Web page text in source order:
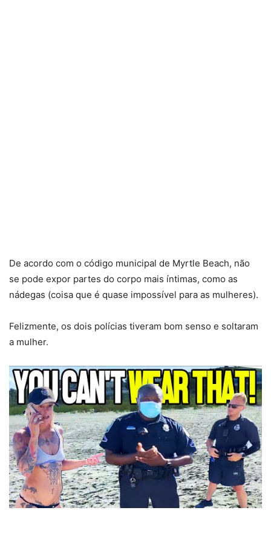
De acordo com o código municipal de Myrtle Beach, não
se pode expor partes do corpo mais íntimas, como as
nádegas (coisa que é quase impossível para as mulheres).
Felizmente, os dois polícias tiveram bom senso e soltaram
a mulher.